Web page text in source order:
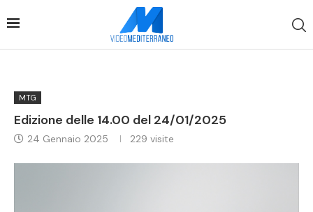
MTG
Edizione delle 14.00 del 24/01/2025
24 Gennaio 2025 229 visite